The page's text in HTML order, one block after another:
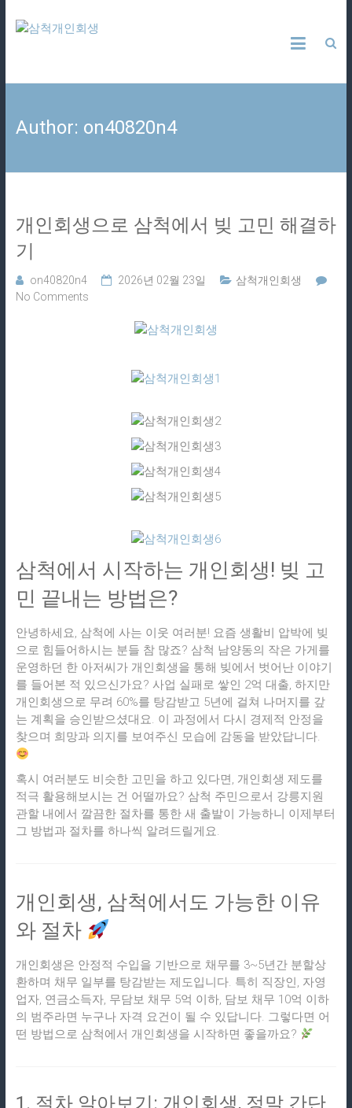
삼
인
회
생
24
시
간
상
담
Author: on40820n4
개인회생으로 삼척에서 빚 고민 해결하
기
on40820n4 2026년 02월 23일
삼척개인회생
No Comments
삼척에서 시작하는 개인회생! 빚 고
민 끝내는 방법은?
안녕하세요, 삼척에 사는 이웃 여러분! 요즘 생활비 압박에 빚
으로 힘들어하시는 분들 참 많죠? 삼척 남양동의 작은 가게를
운영하던 한 아저씨가 개인회생을 통해 빚에서 벗어난 이야기
를 들어본 적 있으신가요? 사업 실패로 쌓인 2억 대출, 하지만
개인회생으로 무려 60%를 탕감받고 5년에 걸쳐 나머지를 갚
는 계획을 승인받으셨대요. 이 과정에서 다시 경제적 안정을
찾으며 희망과 의지를 보여주신 모습에 감동을 받았답니다.
혹시 여러분도 비슷한 고민을 하고 있다면, 개인회생 제도를
적극 활용해보시는 건 어떨까요? 삼척 주민으로서 강릉지원
관할 내에서 깔끔한 절차를 통한 새 출발이 가능하니 이제부터
그 방법과 절차를 하나씩 알려드릴게요.
개인회생, 삼척에서도 가능한 이유
와 절차
개인회생은 안정적 수입을 기반으로 채무를 3~5년간 분할상
환하며 채무 일부를 탕감받는 제도입니다. 특히 직장인, 자영
업자, 연금소득자, 무담보 채무 5억 이하, 담보 채무 10억 이하
의 범주라면 누구나 자격 요건이 될 수 있답니다. 그렇다면 어
떤 방법으로 삼척에서 개인회생을 시작하면 좋을까요?
1. 절차 알아보기: 개인회생, 정말 간단